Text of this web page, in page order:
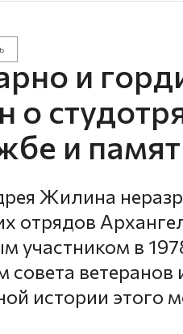
и
и
Жилина
отрядов
участником в
совета
истории этого